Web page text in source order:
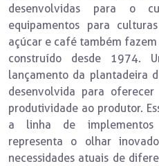
desenvolvidas para o
equipamentos para
açúcar e café também
construído desde 1974.
lançamento da plantadeira
desenvolvida para
produtividade ao produtor.
a linha de implementos
representa o olhar
necessidades atuais de